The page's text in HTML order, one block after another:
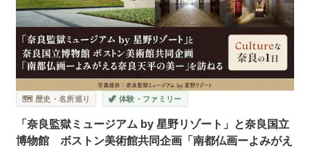
🗺️ 歴史・名所巡り 🦖 体験・ファミリー
「奈良監獄ミュージアム by 星野リゾート」と奈良国立
博物館 ボストン美術館共同企画「南都仏画ーよみがえ